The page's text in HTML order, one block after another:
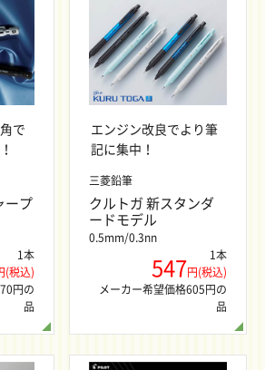
で
ープ
1本
(税込)
円の
品
エンジン改良でより筆
記に集中！
三菱鉛筆
クルトガ 新スタンダ
ードモデル
0.5mm/0.3nn
1本
547円(税込)
メーカー希望価格605円の
品